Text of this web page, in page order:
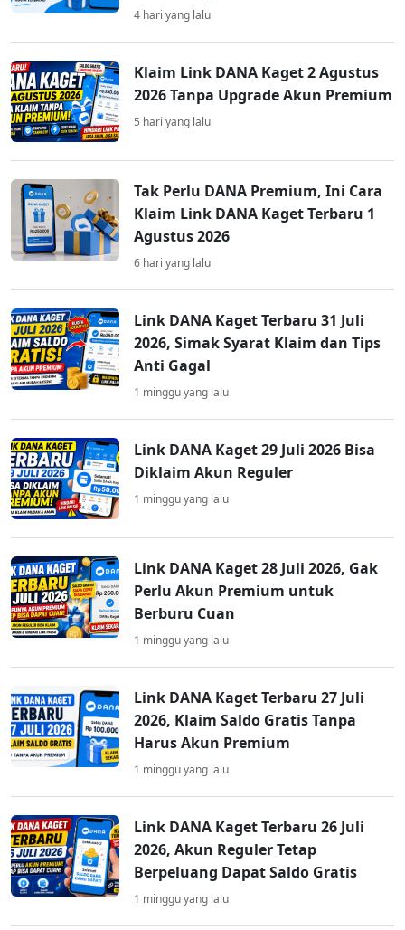
4 hari yang lalu
Klaim Link DANA Kaget 2 Agustus
2026 Tanpa Upgrade Akun Premium
5 hari yang lalu
Tak Perlu DANA Premium, Ini Cara
Klaim Link DANA Kaget Terbaru 1
Agustus 2026
6 hari yang lalu
Link DANA Kaget Terbaru 31 Juli
2026, Simak Syarat Klaim dan Tips
Anti Gagal
1 minggu yang lalu
Link DANA Kaget 29 Juli 2026 Bisa
Diklaim Akun Reguler
1 minggu yang lalu
Link DANA Kaget 28 Juli 2026, Gak
Perlu Akun Premium untuk
Berburu Cuan
1 minggu yang lalu
Link DANA Kaget Terbaru 27 Juli
2026, Klaim Saldo Gratis Tanpa
Harus Akun Premium
1 minggu yang lalu
Link DANA Kaget Terbaru 26 Juli
2026, Akun Reguler Tetap
Berpeluang Dapat Saldo Gratis
1 minggu yang lalu